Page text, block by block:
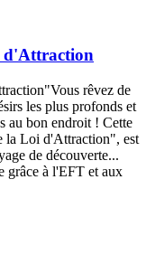
d'Attraction
rêvez de
les plus profonds et
au bon endroit ! Cette
la Loi d'Attraction", est
de découverte...